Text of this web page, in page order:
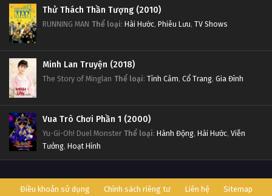
Thử Thách Thần Tượng (2010)
RUNNING MAN Thể loại: Hài Hước, Phiêu Lưu, TV Shows
Minh Lan Truyện (2018)
The Story of Minglan Thể loại: Tình Cảm, Cổ Trang, Gia Đình
Vua Trò Chơi Phần 1 (2000)
Yu-Gi-Oh! Duel Monster Thể loại: Hành Động, Hài Hước, Viễn
Tưởng, Hoạt Hình
Điều khoản sử dụng Chính sách riêng tư Liên hệ Sitemap